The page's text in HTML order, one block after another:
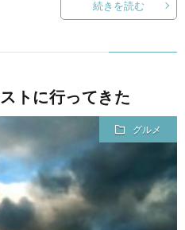
続きを読む
トに行ってきた
グルメ